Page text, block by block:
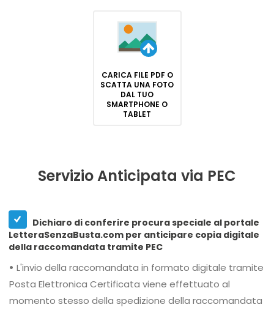
CARICA FILE PDF O
SCATTA UNA FOTO
DAL TUO
SMARTPHONE O
TABLET
Servizio Anticipata via PEC
Dichiaro di conferire procura speciale al portale
LetteraSenzaBusta.com per anticipare copia digitale
della raccomandata tramite PEC
• L'invio della raccomandata in formato digitale tramite
Posta Elettronica Certificata viene effettuato al
momento stesso della spedizione della raccomandata